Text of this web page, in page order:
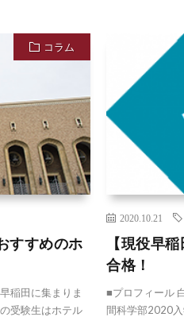
コラム
すすめのホ
稲田に集まりま
受験生はホテル
2020.10.21
【現役早
合格！
■プロフィール
間科学部2020